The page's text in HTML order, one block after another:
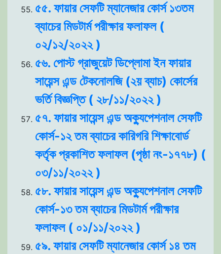
৫৫. ফায়ার সেফটি ম্যানেজার কোর্স ১৩তম
ব্যাচের মিডটার্ম পরীক্ষার ফলাফল (
০২/১২/২০২২ )
৫৬. পোস্ট গ্রাজুয়েট ডিপ্লোমা ইন ফায়ার
সায়েন্স এন্ড টেকনোলজি (২য় ব্যাচ) কোর্সের
ভর্তি বিজ্ঞপ্তি ( ২৮/১১/২০২২ )
৫৭. ফায়ার সায়েন্স এন্ড অক্যুপেশনাল সেফটি
কোর্স-১২ তম ব্যাচের কারিগরি শিক্ষাবোর্ড
কর্তৃক প্রকাশিত ফলাফল (পৃষ্ঠা নং-১৭৭৮) (
০৩/১১/২০২২ )
৫৮. ফায়ার সায়েন্স এন্ড অক্যুপেশনাল সেফটি
কোর্স-১৩ তম ব্যাচের মিডটার্ম পরীক্ষার
ফলাফল ( ০১/১১/২০২২ )
৫৯. ফায়ার সেফটি ম্যানেজার কোর্স ১৪ তম